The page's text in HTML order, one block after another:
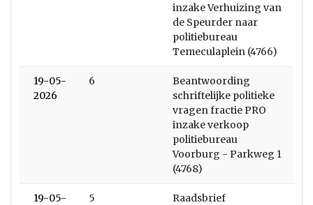
inzake Verhuizing van
de Speurder naar
politiebureau
Temeculaplein (4766)
19-05-
2026
6
Beantwoording
schriftelijke politieke
vragen fractie PRO
inzake verkoop
politiebureau
Voorburg - Parkweg 1
(4768)
19-05-
5
Raadsbrief